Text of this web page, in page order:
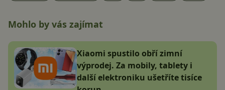
Mohlo by vás zajímat
Xiaomi spustilo obří zimní
výprodej. Za mobily, tablety i
další elektroniku ušetříte tisíce